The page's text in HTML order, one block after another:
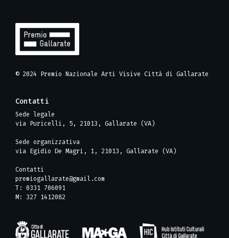
© 2024 Premio Nazionale Arti Visive Città di Gallarate
Contatti
Sede legale
via Puricelli, 5, 21013, Gallarate (VA)
Sede organizzativa
via Egidio De Magri, 1, 21013, Gallarate (VA)
Contatti
premiogallarate@gmail.com
T: 0331 706091
M: 327 1412082